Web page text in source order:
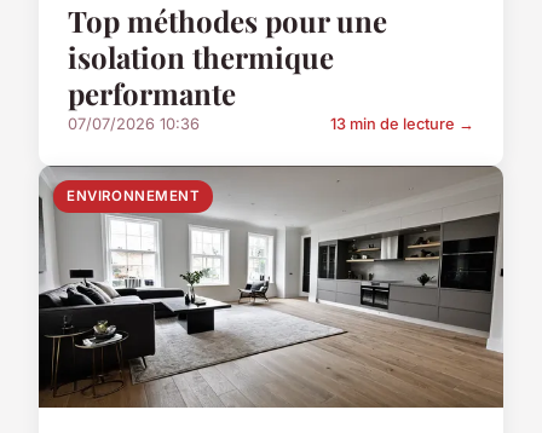
Top méthodes pour une
isolation thermique
performante
07/07/2026 10:36 13 min de lecture →
ENVIRONNEMENT